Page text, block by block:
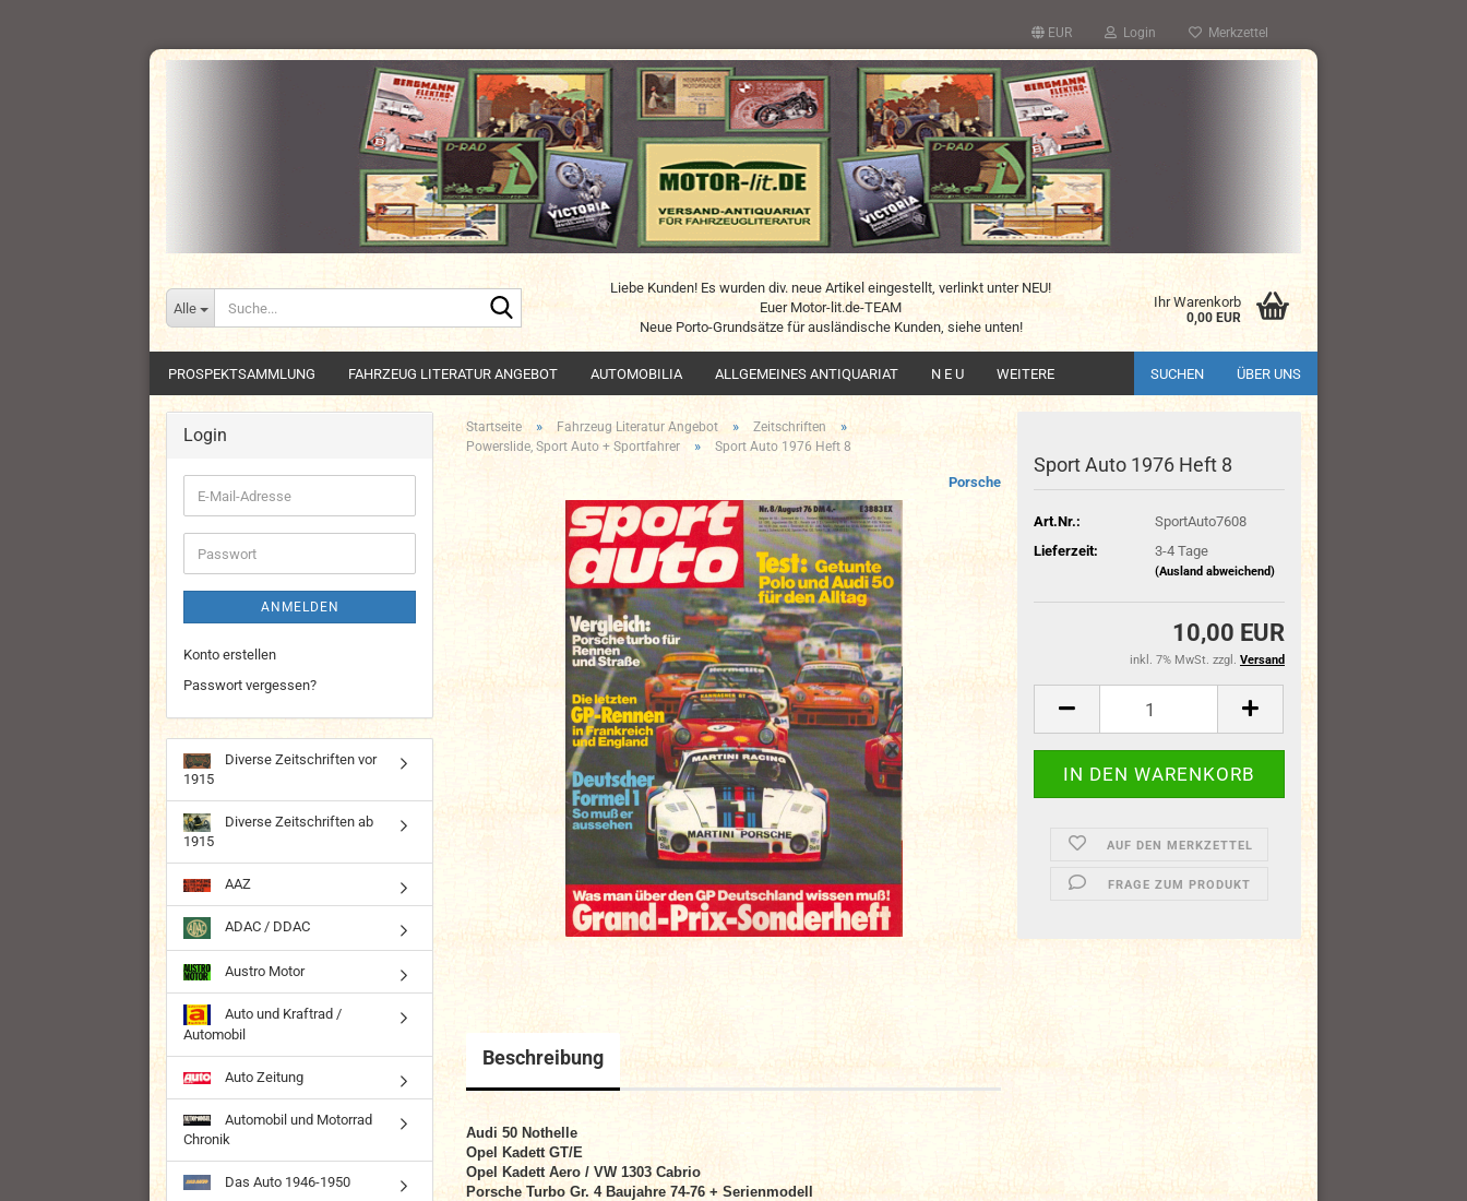
EUR Login Merkzettel
Alle
Suche...
Liebe Kunden! Es wurden div. neue Artikel eingestellt, verlinkt unter NEU!
Euer Motor-lit.de-TEAM
Neue Porto-Grundsätze für ausländische Kunden, siehe unten!
Ihr Warenkorb
0,00 EUR
PROSPEKTSAMMLUNG FAHRZEUG LITERATUR ANGEBOT AUTOMOBILIA ALLGEMEINES ANTIQUARIAT N E U SUCHEN ÜBER UNS
WEITERE
Startseite » Fahrzeug Literatur Angebot » Zeitschriften »
Powerslide, Sport Auto + Sportfahrer » Sport Auto 1976 Heft 8
Porsche
Sport Auto 1976 Heft 8
Art.Nr.:
SportAuto7608
Lieferzeit:
3-4 Tage
(Ausland abweichend)
10,00 EUR
inkl. 7% MwSt. zzgl. Versand
AUF DEN MERKZETTEL
FRAGE ZUM PRODUKT
Beschreibung
Audi 50 Nothelle
Opel Kadett GT/E
Opel Kadett Aero / VW 1303 Cabrio
Porsche Turbo Gr. 4 Baujahre 74-76 + Serienmodell
Login
E-
Mail-
Adresse
Passwort
ANMELDEN
Konto erstellen
Passwort vergessen?
Diverse Zeitschriften vor
1915
Diverse Zeitschriften ab
1915
AAZ
ADAC / DDAC
Austro Motor
Auto und Kraftrad /
Automobil
Auto Zeitung
Automobil und Motorrad
Chronik
Das Auto 1946-1950